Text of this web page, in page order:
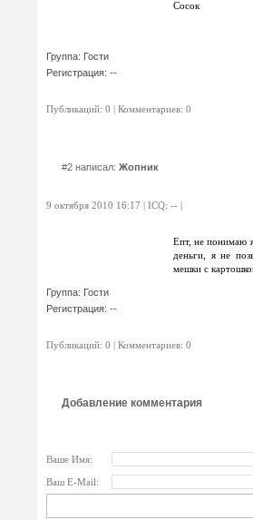
Группа: Гости
Регистрация: --
Сосок
Публикаций: 0 | Комментариев: 0
#2 написал: Жопник
9 октября 2010 16:17 | ICQ: -- |
Группа: Гости
Регистрация: --
Епт, не понимаю
деньги, я не
мешки с
Публикаций: 0 | Комментариев: 0
Добавление комментария
Ваше Имя:
Ваш E-Mail: